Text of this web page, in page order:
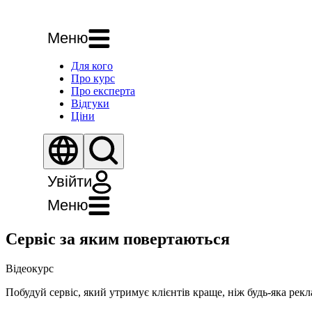
Меню
Для кого
Про курс
Про експерта
Відгуки
Ціни
Увійти
Меню
Сервіс за яким повертаються
Відеокурс
Побудуй сервіс, який утримує клієнтів краще, ніж будь-яка